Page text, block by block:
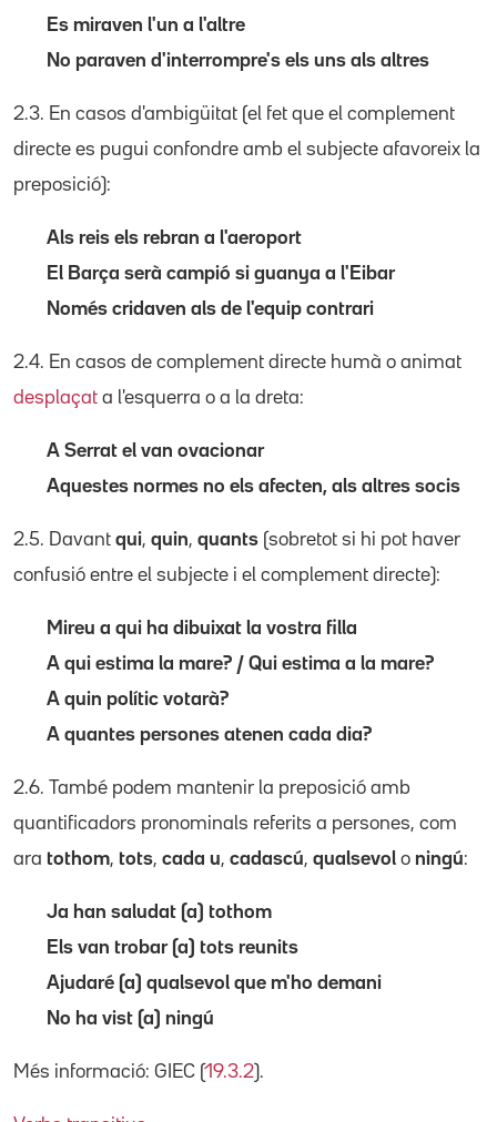
Es miraven l'un a l'altre
No paraven d'interrompre's els uns als altres
2.3. En casos d'ambigüitat (el fet que el complement
directe es pugui confondre amb el subjecte afavoreix la
preposició):
Als reis els rebran a l'aeroport
El Barça serà campió si guanya a l'Eibar
Només cridaven als de l'equip contrari
2.4. En casos de complement directe humà o animat
desplaçat a l'esquerra o a la dreta:
A Serrat el van ovacionar
Aquestes normes no els afecten, als altres socis
2.5. Davant qui, quin, quants (sobretot si hi pot haver
confusió entre el subjecte i el complement directe):
Mireu a qui ha dibuixat la vostra filla
A qui estima la mare? / Qui estima a la mare?
A quin polític votarà?
A quantes persones atenen cada dia?
2.6. També podem mantenir la preposició amb
quantificadors pronominals referits a persones, com
ara tothom, tots, cada u, cadascú, qualsevol o ningú:
Ja han saludat (a) tothom
Els van trobar (a) tots reunits
Ajudaré (a) qualsevol que m'ho demani
No ha vist (a) ningú
Més informació: GIEC (19.3.2).